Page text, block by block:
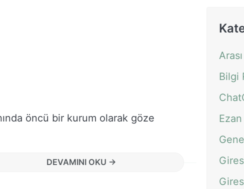
öncü bir kurum olarak göze
DEVAMINI OKU →
Bilgi